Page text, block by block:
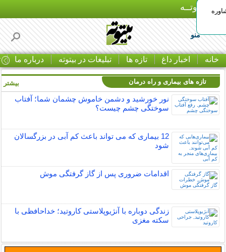
بـیتوتــه
منو
خانه اخبار داغ تازه ها تبلیغات در بیتوته درباره ما
تازه های بیماری و راه درمان
نور خورشید و دشمن خاموش چشمان شما؛ آفتاب
سوختگی چشم چیست؟
12 بیماری که می تواند باعث کم آبی در بزرگسالان
شود
اقدامات ضروری پس از گاز گرفتگی موش
زندگی دوباره با آنژیوپلاستی کاروتید؛ خداحافظی با
سکته مغزی
بیشتر